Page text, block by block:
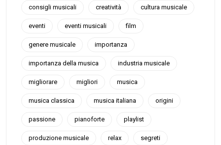
consigli musicali creatività cultura musicale
eventi eventi musicali film
genere musicale importanza
importanza della musica industria musicale
migliorare migliori musica
musica classica musica italiana origini
passione pianoforte playlist
produzione musicale relax segreti